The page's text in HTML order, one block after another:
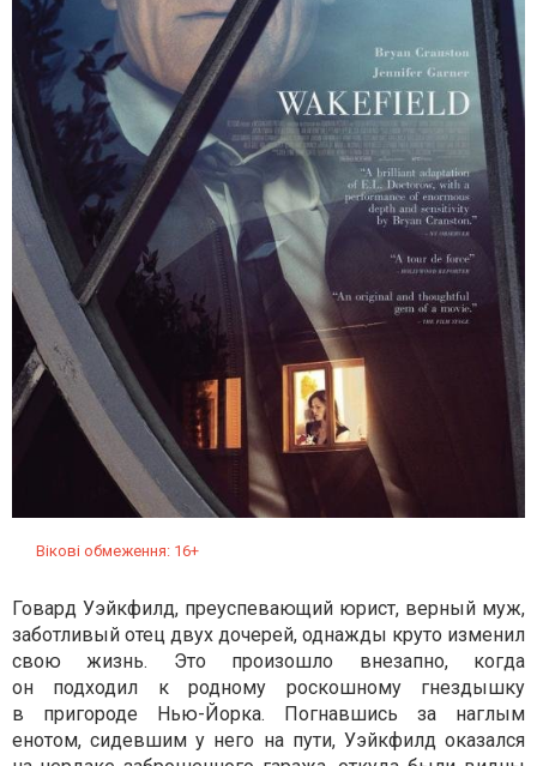
Вікові обмеження: 16+
Говард Уэйкфилд, преуспевающий юрист, верный муж,
заботливый отец двух дочерей, однажды круто изменил
свою жизнь. Это произошло внезапно, когда
он подходил к родному роскошному гнездышку
в пригороде Нью-Йорка. Погнавшись за наглым
енотом, сидевшим у него на пути, Уэйкфилд оказался